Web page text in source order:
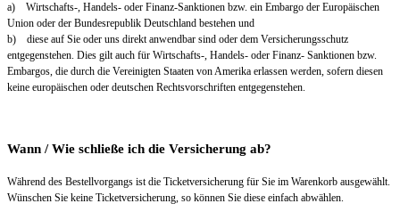
a) Wirtschafts-, Handels- oder Finanz-Sanktionen bzw. ein Embargo der Europäischen
Union oder der Bundesrepublik Deutschland bestehen und
b) diese auf Sie oder uns direkt anwendbar sind oder dem Versicherungsschutz
entgegenstehen. Dies gilt auch für Wirtschafts-, Handels- oder Finanz- Sanktionen bzw.
Embargos, die durch die Vereinigten Staaten von Amerika erlassen werden, sofern diesen
keine europäischen oder deutschen Rechtsvorschriften entgegenstehen.
Wann / Wie schließe ich die Versicherung ab?
Während des Bestellvorgangs ist die Ticketversicherung für Sie im Warenkorb ausgewählt.
Wünschen Sie keine Ticketversicherung, so können Sie diese einfach abwählen.